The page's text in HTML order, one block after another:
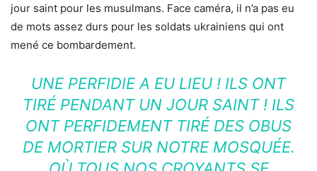
jour saint pour les musulmans. Face caméra, il n’a pas eu
de mots assez durs pour les soldats ukrainiens qui ont
mené ce bombardement.
UNE PERFIDIE A EU LIEU ! ILS ONT
TIRÉ PENDANT UN JOUR SAINT ! ILS
ONT PERFIDEMENT TIRÉ DES OBUS
DE MORTIER SUR NOTRE MOSQUÉE.